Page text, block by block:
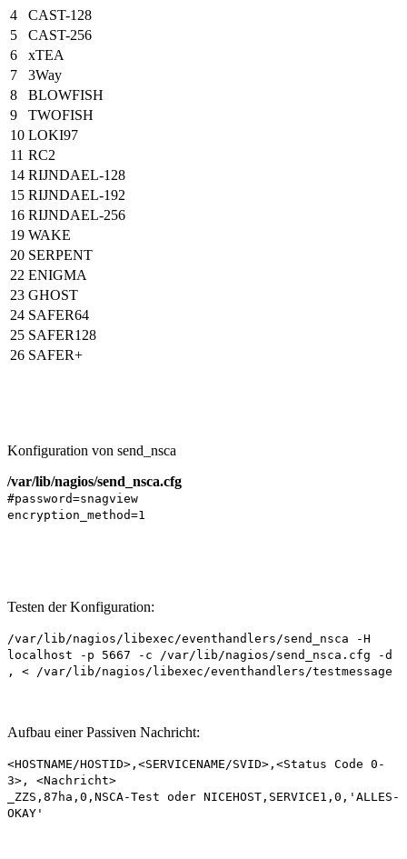
4
CAST-128
5
CAST-256
6
xTEA
7
3Way
8
BLOWFISH
9
TWOFISH
10 LOKI97
11 RC2
14 RIJNDAEL-128
15 RIJNDAEL-192
16 RIJNDAEL-256
19 WAKE
20 SERPENT
22 ENIGMA
23 GHOST
24 SAFER64
25 SAFER128
26 SAFER+
Konfiguration von send_nsca
/var/lib/nagios/send_nsca.cfg
#password=snagview
encryption_method=1
Testen der Konfiguration:
/var/lib/nagios/libexec/eventhandlers/send_nsca -H
localhost -p 5667 -c /var/lib/nagios/send_nsca.cfg -d
, < /var/lib/nagios/libexec/eventhandlers/testmessage
Aufbau einer Passiven Nachricht:
<HOSTNAME/HOSTID>,<SERVICENAME/SVID>,<Status Code 0-
3>, <Nachricht>
_ZZS,87ha,0,NSCA-Test oder NICEHOST,SERVICE1,0, 'ALLES-
OKAY'